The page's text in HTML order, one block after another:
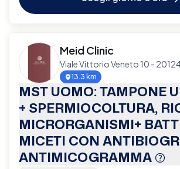
Meid Clinic
Viale Vittorio Veneto 10 -
13.3 km
MST UOMO: TAMPONE
+ SPERMIOCOLTURA,
MICRORGANISMI+
MICETI CON
ANTIMICOGRAMMA